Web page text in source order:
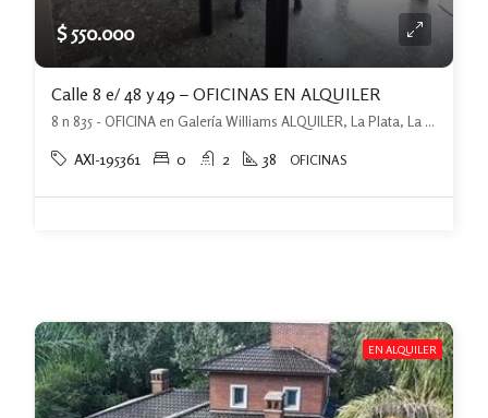
$ 550.000
Calle 8 e/ 48 y 49 – OFICINAS EN ALQUILER
8 n 835 - OFICINA en Galería Williams ALQUILER, La Plata, La Plata
AXI-195361 0 2 38 OFICINAS
EN ALQUILER